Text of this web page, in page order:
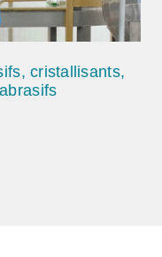
cristallisants,